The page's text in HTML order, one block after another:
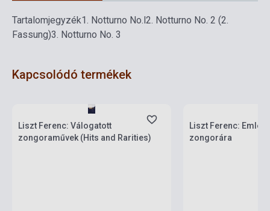
Tartalomjegyzék1. Notturno No.l2. Notturno No. 2 (2.
Fassung)3. Notturno No. 3
Kapcsolódó termékek
Liszt Ferenc: Válogatott
zongoraművek (Hits and Rarities)
Liszt Ferenc:
zongorára